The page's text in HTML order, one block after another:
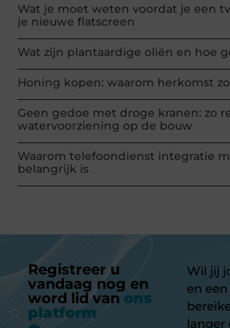
Wat je moet weten voordat je een
je nieuwe flatscreen
Wat zijn plantaardige oliën en hoe
Honing kopen: waarom herkomst
Geen gedoe met droge kranen: zo
watervoorziening op de bouw
Waarom telefoondienst integratie
belangrijk is
Registreer u
vandaag nog en
word lid van ons
platform
Wil jij
en
langer